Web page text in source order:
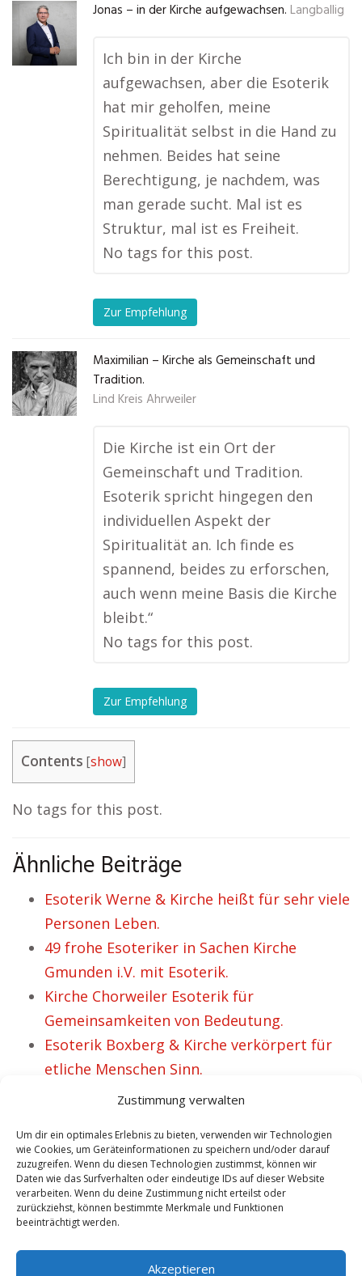
Zustimmung verwalten
Um dir ein optimales Erlebnis zu bieten, verwenden wir Technologien
wie Cookies, um Geräteinformationen zu speichern und/oder darauf
zuzugreifen. Wenn du diesen Technologien zustimmst, können wir
Daten wie das Surfverhalten oder eindeutige IDs auf dieser Website
verarbeiten. Wenn du deine Zustimmung nicht erteilst oder
zurückziehst, können bestimmte Merkmale und Funktionen
beeinträchtigt werden.
Akzeptieren
Jonas – in der Kirche aufgewachsen. Langballig
Ich bin in der Kirche
aufgewachsen, aber die Esoterik
hat mir geholfen, meine
Spiritualität selbst in die Hand zu
nehmen. Beides hat seine
Berechtigung, je nachdem, was
man gerade sucht. Mal ist es
Struktur, mal ist es Freiheit.
No tags for this post.
Zur Empfehlung
Maximilian – Kirche als Gemeinschaft und
Tradition.
Lind Kreis Ahrweiler
Die Kirche ist ein Ort der
Gemeinschaft und Tradition.
Esoterik spricht hingegen den
individuellen Aspekt der
Spiritualität an. Ich finde es
spannend, beides zu erforschen,
auch wenn meine Basis die Kirche
bleibt.“
No tags for this post.
Zur Empfehlung
Contents [show]
No tags for this post.
Ähnliche Beiträge
Esoterik Werne & Kirche heißt für sehr viele
Personen Leben.
49 frohe Esoteriker in Sachen Kirche
Gmunden i.V. mit Esoterik.
Kirche Chorweiler Esoterik für
Gemeinsamkeiten von Bedeutung.
Esoterik Boxberg & Kirche verkörpert für
etliche Menschen Sinn.
Weshalb Kirche Bleckede ebenso wie
VORHERIGER ARTIKEL
Christina ist
angetan von Kirche
Steinfurt i.V. mit
NÄCHSTER ARTIKEL
Kirche Steinheim
sehr wertvoll.